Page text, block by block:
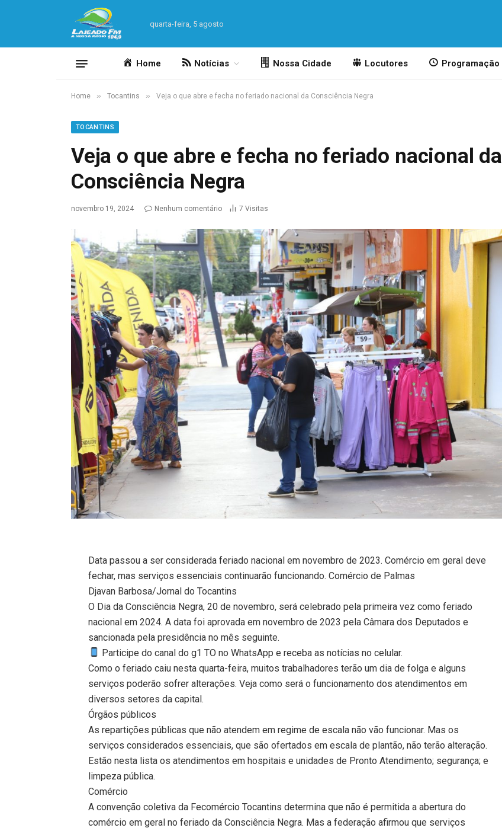
quarta-feira, 5 agosto
Home Notícias Nossa Cidade Locutores Programação
Home » Tocantins » Veja o que abre e fecha no feriado nacional da Consciência Negra
TOCANTINS
Veja o que abre e fecha no feriado nacional da
Consciência Negra
novembro 19, 2024 Nenhum comentário 7 Visitas
Data passou a ser considerada feriado nacional em novembro de 2023. Comércio em geral deve
fechar, mas serviços essenciais continuarão funcionando. Comércio de Palmas
Djavan Barbosa/Jornal do Tocantins
O Dia da Consciência Negra, 20 de novembro, será celebrado pela primeira vez como feriado
nacional em 2024. A data foi aprovada em novembro de 2023 pela Câmara dos Deputados e
sancionada pela presidência no mês seguinte.
Participe do canal do g1 TO no WhatsApp e receba as notícias no celular.
Como o feriado caiu nesta quarta-feira, muitos trabalhadores terão um dia de folga e alguns
serviços poderão sofrer alterações. Veja como será o funcionamento dos atendimentos em
diversos setores da capital.
Órgãos públicos
As repartições públicas que não atendem em regime de escala não vão funcionar. Mas os
serviços considerados essenciais, que são ofertados em escala de plantão, não terão alteração.
Estão nesta lista os atendimentos em hospitais e unidades de Pronto Atendimento; segurança; e
limpeza pública.
Comércio
A convenção coletiva da Fecomércio Tocantins determina que não é permitida a abertura do
comércio em geral no feriado da Consciência Negra. Mas a federação afirmou que serviços